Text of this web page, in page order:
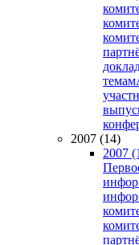
темам
2007 (14)
2007